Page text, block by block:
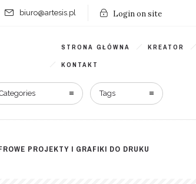
biuro@artesis.pl Login on site
STRONA GŁÓWNA KREATOR
KONTAKT
Tags
PROJEKTY I GRAFIKI DO DRUKU